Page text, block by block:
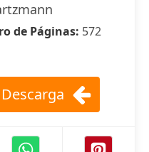
de Páginas: 572